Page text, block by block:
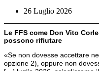
26 Luglio 2026
Le FFS come Don Vito
possono rifiutare
«Se non dovesse accettare
opzione 2), oppure non